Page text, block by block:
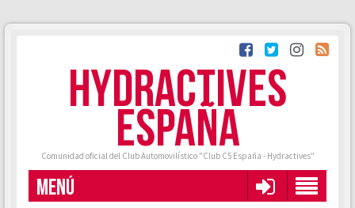
HYDRACTIVES
ESPAÑA
Comunidad oficial del Club Automovilístico "Club C5 España - Hydractives"
MENÚ